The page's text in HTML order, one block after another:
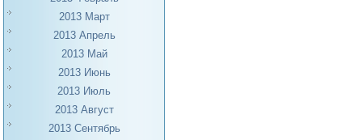
2013 Март
2013 Апрель
2013 Май
2013 Июнь
2013 Июль
2013 Август
2013 Сентябрь